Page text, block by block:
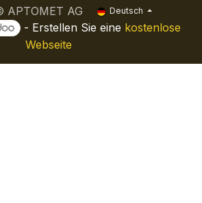
APTOMET AG Deutsch
- Erstellen Sie eine kostenlose
Webseite